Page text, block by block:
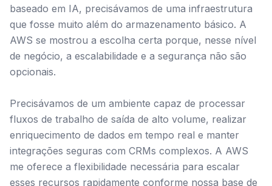
baseado em IA, precisávamos de uma infraestrutura
que fosse muito além do armazenamento básico. A
AWS se mostrou a escolha certa porque, nesse nível
de negócio, a escalabilidade e a segurança não são
opcionais.
Precisávamos de um ambiente capaz de processar
fluxos de trabalho de saída de alto volume, realizar
enriquecimento de dados em tempo real e manter
integrações seguras com CRMs complexos. A AWS
me oferece a flexibilidade necessária para escalar
esses recursos rapidamente conforme nossa base de